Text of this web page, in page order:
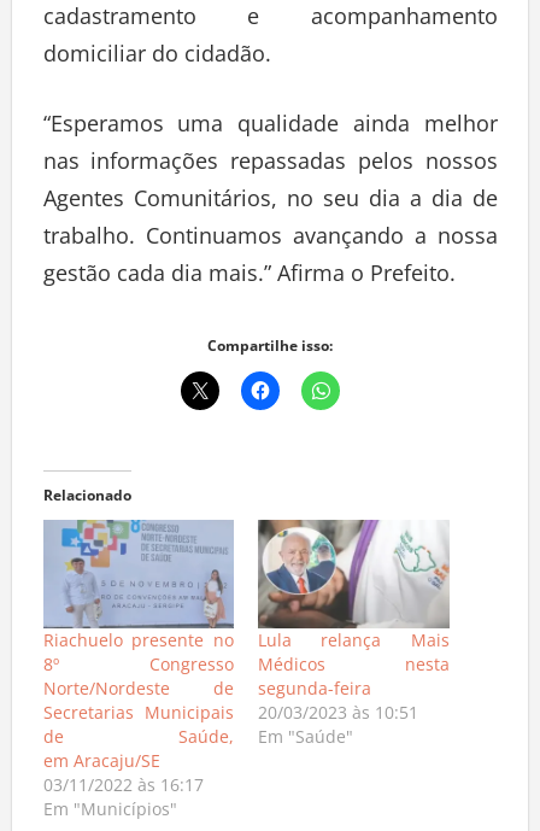
cadastramento e acompanhamento
domiciliar do cidadão.
“Esperamos uma qualidade ainda melhor
nas informações repassadas pelos nossos
Agentes Comunitários, no seu dia a dia de
trabalho. Continuamos avançando a nossa
gestão cada dia mais.” Afirma o Prefeito.
Compartilhe isso:
Relacionado
Riachuelo presente no
8º Congresso
Norte/Nordeste de
Secretarias Municipais
de Saúde,
em Aracaju/SE
03/11/2022 às 16:17
Em "Municípios"
Lula relança Mais
Médicos nesta
segunda-feira
20/03/2023 às 10:51
Em "Saúde"